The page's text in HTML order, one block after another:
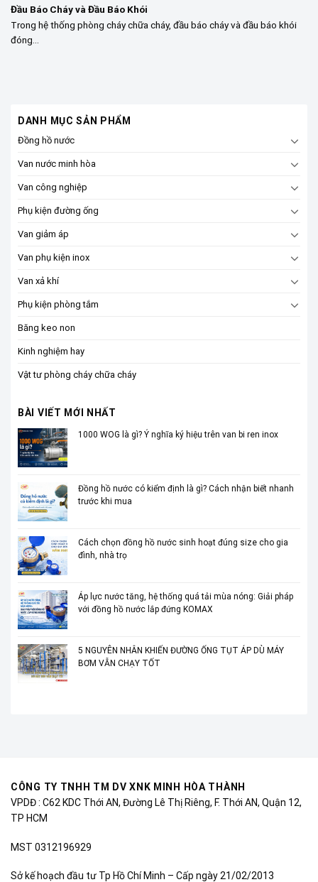
DANH MỤC SẢN PHẨM
Đồng hồ nước
Van nước minh hòa
Van công nghiệp
Phụ kiện đường ống
Van giảm áp
Van phụ kiện inox
Van xả khí
Phụ kiện phòng tắm
Băng keo non
Kinh nghiệm hay
Vật tư phòng cháy chữa cháy
BÀI VIẾT MỚI NHẤT
1000 WOG là gì? Ý nghĩa ký hiệu trên van bi ren inox
Đồng hồ nước có kiểm định là gì? Cách nhận biết nhanh
trước khi mua
Cách chọn đồng hồ nước sinh hoạt đúng size cho gia
đình, nhà trọ
Áp lực nước tăng, hệ thống quá tải mùa nóng: Giải pháp
với đồng hồ nước lắp đứng KOMAX
5 NGUYÊN NHÂN KHIẾN ĐƯỜNG ỐNG TỤT ÁP DÙ MÁY
BƠM VẪN CHẠY TỐT
Đầu Báo Cháy và Đầu Báo Khói
Trong hệ thống phòng cháy chữa cháy, đầu báo cháy và đầu báo khói
đóng...
CÔNG TY TNHH TM DV XNK MINH HÒA THÀNH
VPDĐ : C62 KDC Thới AN, Đường Lê Thị Riêng, F. Thới AN, Quận 12,
TP HCM
MST 0312196929
Sở kế hoạch đầu tư Tp Hồ Chí Minh – Cấp ngày 21/02/2013